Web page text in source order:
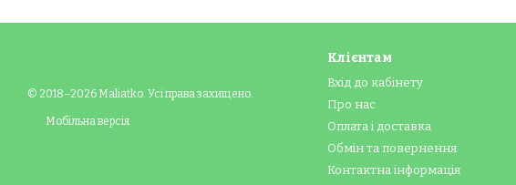
© 2018–2026 Maliatko. Усі права захищено.
Мобільна версія
Клієнтам
Вхід до кабінету
Про нас
Оплата і доставка
Обмін та повернення
Контактна інформація